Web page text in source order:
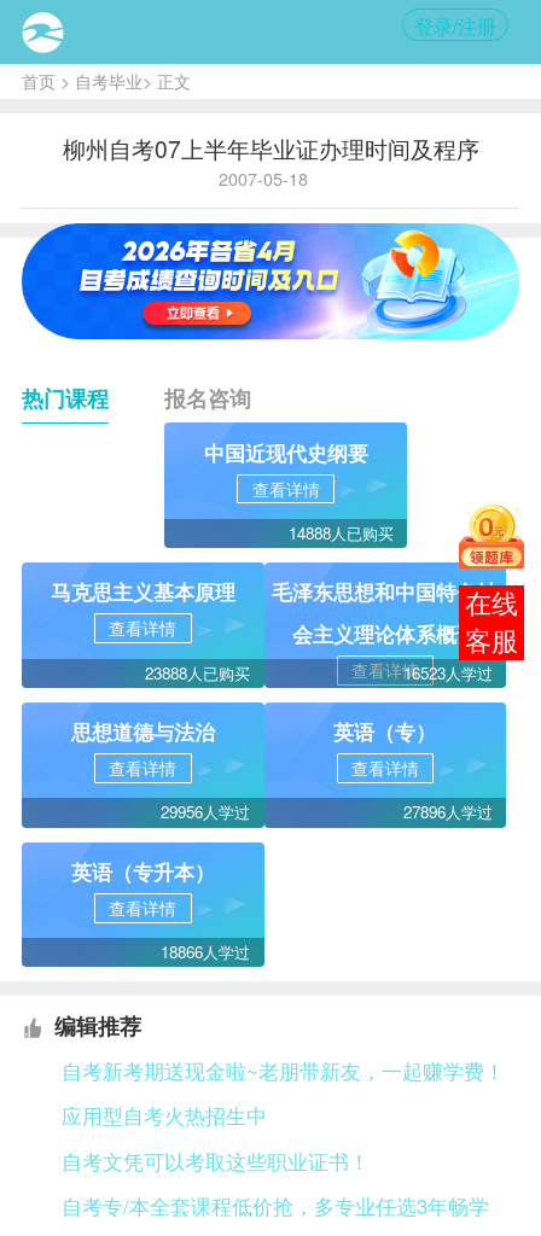
登录/注册
首页> 自考毕业> 正文
柳州自考07上半年毕业证办理时间及程序
2007-05-18
热门课程 报名咨询
中国近现代史纲要
查看详情
14888人已购买
马克思主义基本原理
查看详情
23888人已购买
毛泽东思想和中国特色社
会主义理论体系概论
查看详情16523人学过
思想道德与法治
查看详情
29956人学过
英语（专）
查看详情
27896人学过
英语（专升本）
查看详情
18866人学过
编辑推荐
自考新考期送现金啦~老朋带新友，一起赚学费！
应用型自考火热招生中
自考文凭可以考取这些职业证书！
自考专/本全套课程低价抢，多专业任选3年畅学
在线
客服